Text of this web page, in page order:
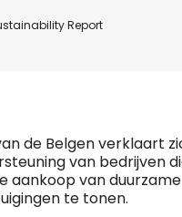
Report
de Belgen verklaart
van bedrijven
aankoop van
te tonen.